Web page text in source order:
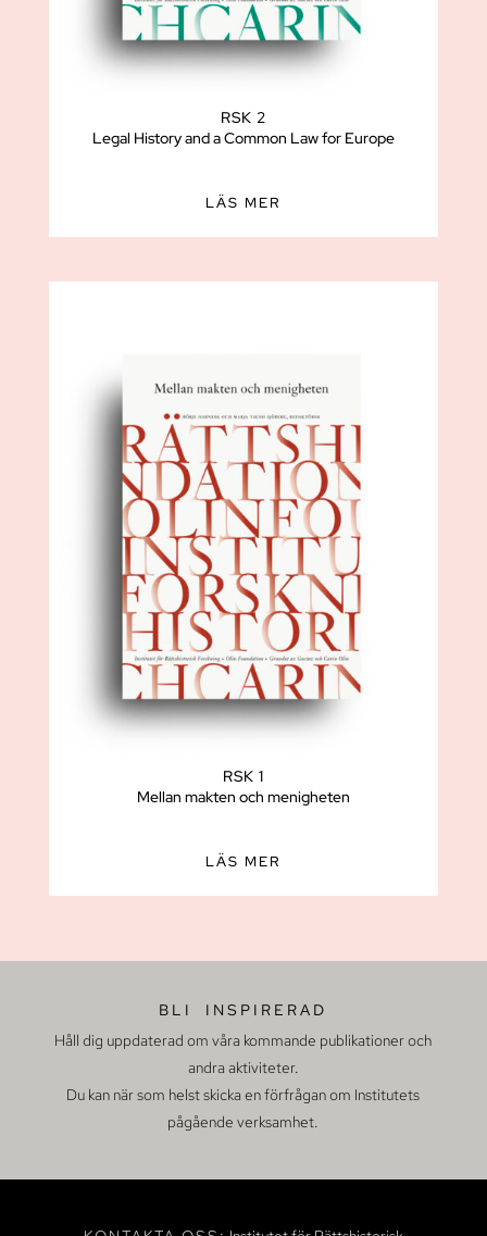
RSK 2
Legal History and a Common Law for Europe
LÄS MER
RSK 1
Mellan makten och menigheten
LÄS MER
BLI INSPIRERAD
Håll dig uppdaterad om våra kommande publikationer och
andra aktiviteter.
Du kan när som helst skicka en förfrågan om Institutets
pågående verksamhet.